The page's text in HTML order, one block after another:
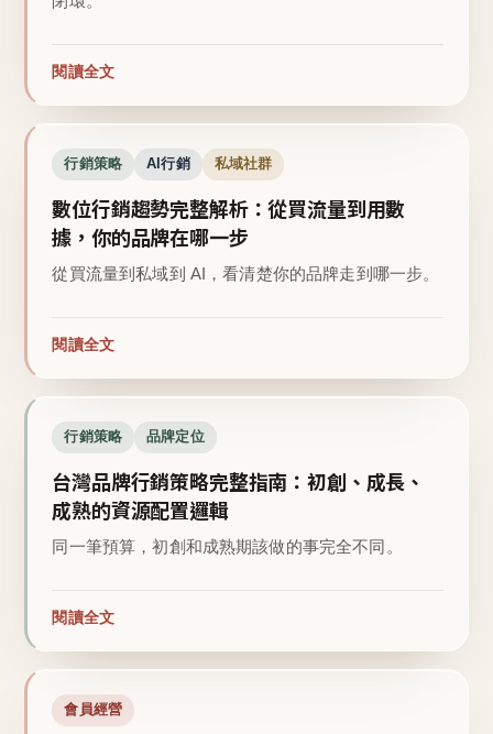
閱讀全文
行銷策略 AI行銷 私域社群
數位行銷趨勢完整解析：從買流量到用數
據，你的品牌在哪一步
從買流量到私域到 AI，看清楚你的品牌走到哪一步。
閱讀全文
行銷策略 品牌定位
台灣品牌行銷策略完整指南：初創、成長、
成熟的資源配置邏輯
同一筆預算，初創和成熟期該做的事完全不同。
閱讀全文
會員經營